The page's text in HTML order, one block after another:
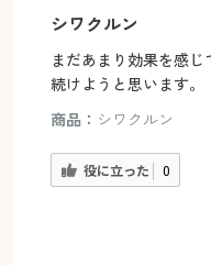
シワクルン
まだあまり効果を感
続けようと思います。
商品： シワクルン
役に立った 0